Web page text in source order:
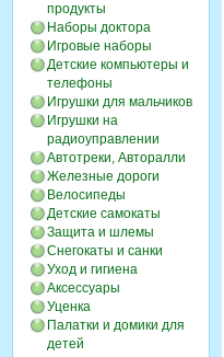
продукты
Наборы доктора
Игровые наборы
Детские компьютеры и
телефоны
Игрушки для мальчиков
Игрушки на
радиоуправлении
Автотреки, Авторалли
Железные дороги
Велосипеды
Детские самокаты
Защита и шлемы
Снегокаты и санки
Уход и гигиена
Аксессуары
Уценка
Палатки и домики для
детей